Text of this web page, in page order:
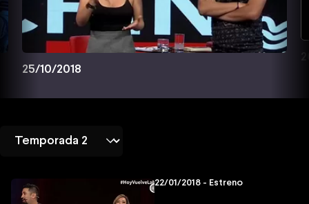
25/10/2018
22/01/2018 - Estreno